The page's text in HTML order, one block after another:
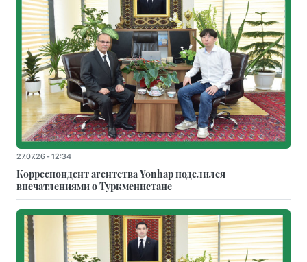
27.07.26 - 12:34
Корреспондент агентства Yonhap поделился
впечатлениями о Туркменистане